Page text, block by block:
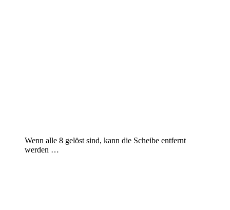
Wenn alle 8 gelöst sind, kann die Scheibe entfernt
werden …